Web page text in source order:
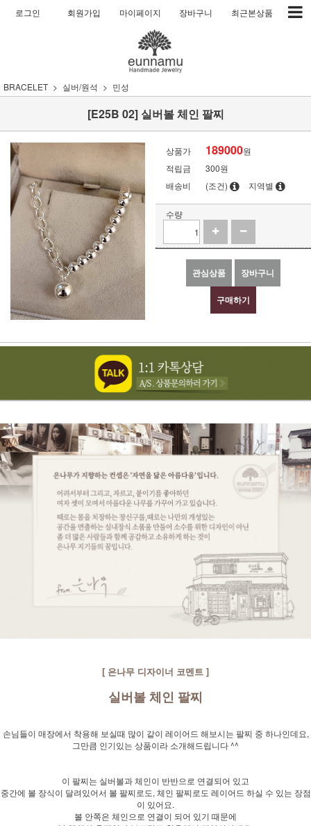
로그인 회원가입 마이페이지 장바구니 최근본상품
BRACELET 실버/원석 민성
[E25B 02] 실버볼 체인 팔찌
상품가 189000원
적립금
300원
배송비
(조건) 지역별
수량
관심상품 장바구니
구매하기
[ 은나무 디자이너 코멘트 ]
실버볼 체인 팔찌
손님들이 매장에서 착용해 보실때 많이 같이 레이어드 해보시는 팔찌 중 하나인데요,
그만큼 인기있는 상품이라 소개해드립니다 ^^
이 팔찌는 실버볼과 체인이 반반으로 연결되어 있고
중간에 볼 장식이 달려있어서 볼 팔찌로도, 체인 팔찌로도 레이어드 하실 수 있는 장점
이 있어요.
볼 안쪽은 체인으로 연결이 되어 있기 때문에